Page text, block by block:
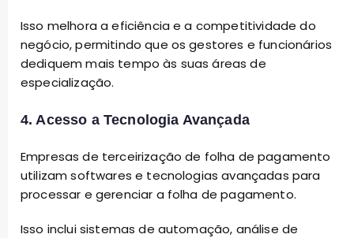
Isso melhora a eficiência e a competitividade do
negócio, permitindo que os gestores e funcionários
dediquem mais tempo às suas áreas de
especialização.
4. Acesso a Tecnologia Avançada
Empresas de terceirização de folha de pagamento
utilizam softwares e tecnologias avançadas para
processar e gerenciar a folha de pagamento.
Isso inclui sistemas de automação, análise de